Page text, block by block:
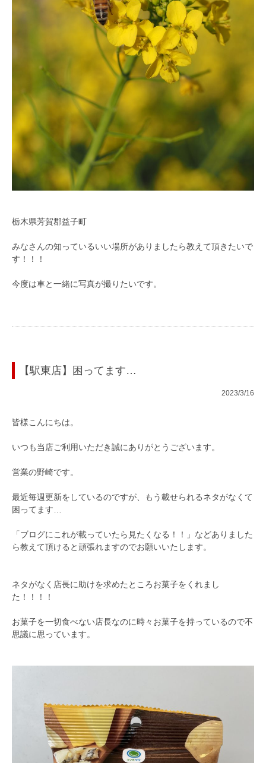
栃木県芳賀郡益子町
みなさんの知っているいい場所がありましたら教えて頂きたいで
す！！！
今度は車と一緒に写真が撮りたいです。
【駅東店】困ってます…
2023/3/16
皆様こんにちは。
いつも当店ご利用いただき誠にありがとうございます。
営業の野崎です。
最近毎週更新をしているのですが、もう載せられるネタがなくて
困ってます…
「ブログにこれが載っていたら見たくなる！！」などありました
ら教えて頂けると頑張れますのでお願いいたします。
ネタがなく店長に助けを求めたところお菓子をくれまし
た！！！！
お菓子を一切食べない店長なのに時々お菓子を持っているので不
思議に思っています。